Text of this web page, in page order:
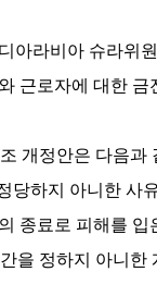
아라비아 슈라위
근로자에 대한 금
개정안은 다음과
당하지 아니한 사
종료로 피해를 입
을 정하지 아니한